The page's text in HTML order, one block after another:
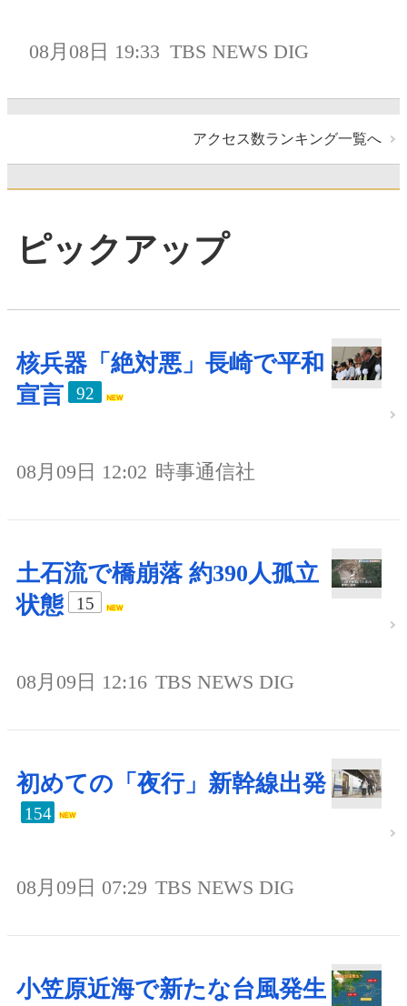
08月08日 19:33 TBS NEWS DIG
アクセス数ランキング一覧へ
ピックアップ
核兵器「絶対悪」長崎で平和
宣言
92
08月09日 12:02 時事通信社
土石流で橋崩落 約390人孤立
状態
15
08月09日 12:16 TBS NEWS DIG
初めての「夜行」新幹線出発
154
08月09日 07:29 TBS NEWS DIG
小笠原近海で新たな台風発生